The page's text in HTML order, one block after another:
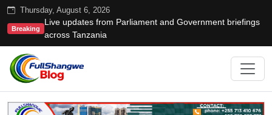
Thursday, August 6, 2026
Breaking
Live updates from Parliament and Government briefings
across Tanzania